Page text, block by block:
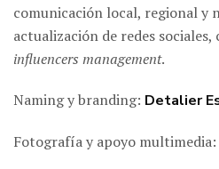
comunicación local, regional y
actualización de redes
influencers management.
Naming y branding: Detalier
Fotografía y apoyo multimedia: